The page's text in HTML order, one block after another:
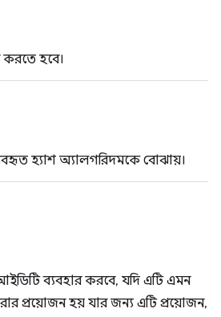
করতে হবে।
হ্যাশ অ্যালগরিদমকে বোঝায়।
ব্যবহার করবে, যদি এটি এমন
প্রয়োজন হয় যার জন্য এটি প্রয়োজন,